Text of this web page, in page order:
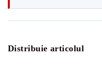
Distribuie articolul